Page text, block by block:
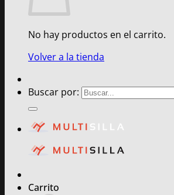
No hay productos en el carrito.
Volver a la tienda
Buscar por:
Carrito